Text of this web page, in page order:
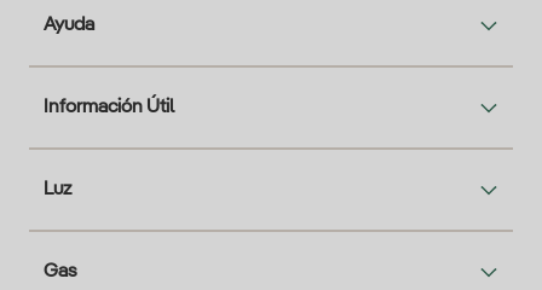
Ayuda
Información Útil
Luz
Gas